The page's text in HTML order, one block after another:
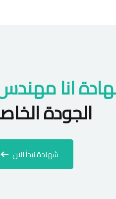
انا
الجودة
شهادة نبدأ الآن